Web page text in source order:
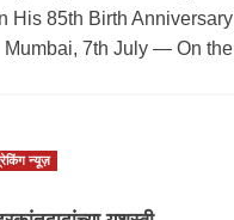
His 85th Birth Anniversary
Mumbai, 7th July — On the
न्यूज़